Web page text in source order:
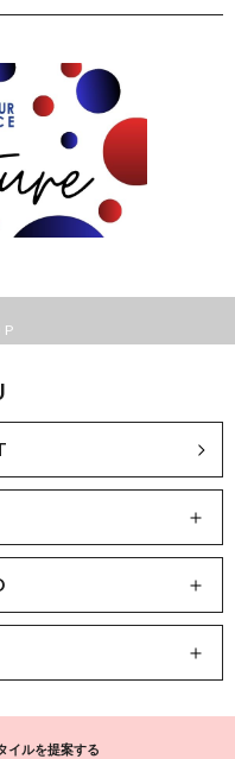
イルを提案する